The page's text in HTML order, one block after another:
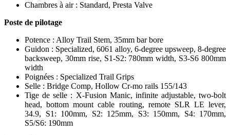
Chambres à air : Standard, Presta Valve
Poste de pilotage
Potence : Alloy Trail Stem, 35mm bar bore
Guidon : Specialized, 6061 alloy, 6-degree upsweep, 8-degree
backsweep, 30mm rise, S1-S2: 780mm width, S3-S6 800mm
width
Poignées : Specialized Trail Grips
Selle : Bridge Comp, Hollow Cr-mo rails 155/143
Tige de selle : X-Fusion Manic, infinite adjustable, two-bolt
head, bottom mount cable routing, remote SLR LE lever,
34.9, S1: 100mm, S2: 125mm, S3: 150mm, S4: 170mm,
S5/S6: 190mm